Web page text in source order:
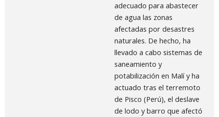
adecuado para abastecer
de agua las zonas
afectadas por desastres
naturales. De hecho, ha
llevado a cabo sistemas de
saneamiento y
potabilización en Malí y ha
actuado tras el terremoto
de Pisco (Perú), el deslave
de lodo y barro que afectó